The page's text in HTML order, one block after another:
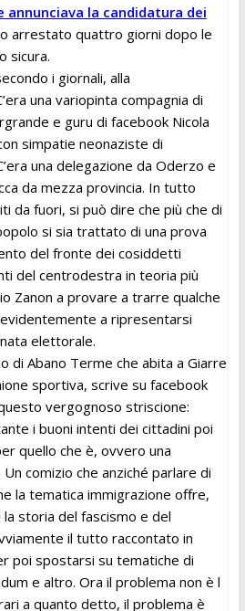
annunciava la candidatura dei
arrestato quattro giorni dopo le
sicura.
i giornali, alla
una variopinta compagnia di
e guru di facebook Nicola
simpatie neonaziste di
una delegazione da Oderzo e
da mezza provincia. In tutto
da fuori, si può dire che più che di
si sia trattato di una prova
del fronte dei cosiddetti
del centrodestra in teoria più
Zanon a provare a trarre qualche
a ripresentarsi
elettorale.
di Abano Terme che abita a Giarre
sportiva, scrive su facebook
vergognoso striscione:
i buoni intenti dei cittadini poi
quello che è, ovvero una
comizio che anziché parlare di
la tematica immigrazione offre,
storia del fascismo e del
il tutto raccontato in
poi spostarsi su tematiche di
e altro. Ora il problema non è l
a quanto detto, il problema è